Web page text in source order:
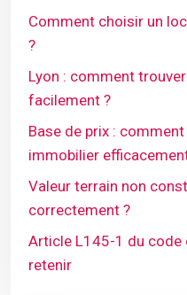
Comment choisir un
?
Lyon : comment
facilement ?
Base de prix :
immobilier
Valeur terrain non
correctement ?
Article L145-1 du code
retenir